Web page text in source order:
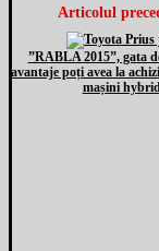
Articolul
”RABLA 2015”, gata
avantaje poți avea la
mașini